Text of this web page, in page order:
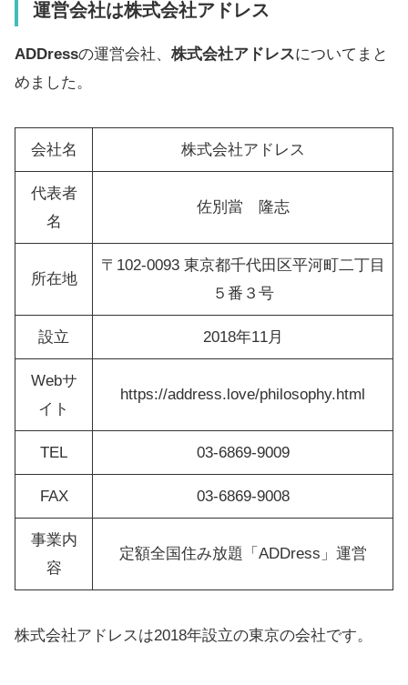
運営会社は株式会社アドレス
ADDressの運営会社、 株式会社アドレスについてまと
めました。
会社名 株式会社アドレス
代表者
名
佐別當 隆志
所在地
〒102-0093 東京都千代田区平河町二丁目
５番３号
設立 2018年11月
Webサ
イト
https://address.love/philosophy.html
TEL 03-6869-9009
FAX 03-6869-9008
事業内
容
定額全国住み放題「ADDress」運営
株式会社アドレスは2018年設立の東京の会社です。